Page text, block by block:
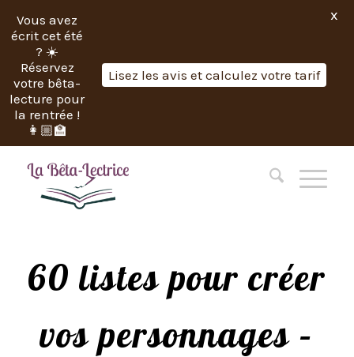
60 listes pour créer
vos personnages –
Vous avez
écrit cet été
? ☀️
Réservez
votre bêta-
lecture pour
la rentrée !
👩🏼‍🏫
Lisez les avis et calculez votre tarif
X